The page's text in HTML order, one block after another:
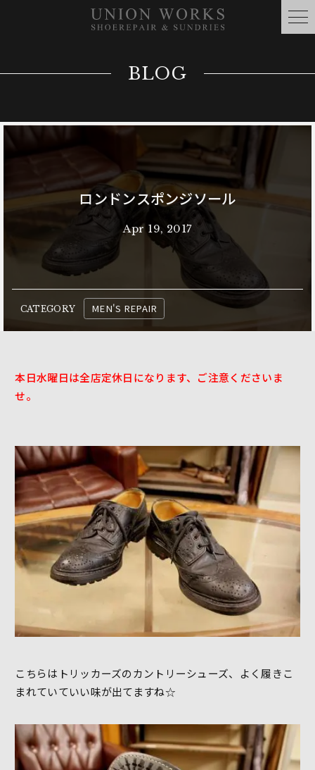
BLOG
ロンドンスポンジソール
Apr 19, 2017
CATEGORY MEN'S REPAIR
本日水曜日は全店定休日になります、ご注意くださいま
せ。
こちらはトリッカーズのカントリーシューズ、よく履きこ
まれていていい味が出てますね☆